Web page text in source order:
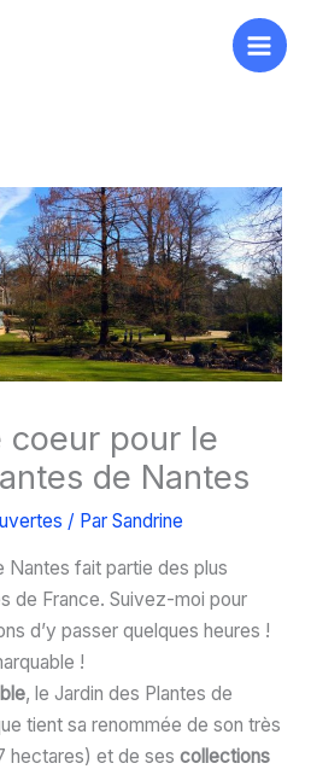
coeur pour le
de Nantes
/ Par Sandrine
Nantes fait partie des plus
de France. Suivez-moi pour
d’y passer quelques heures !
!
, le Jardin des Plantes de
tient sa renommée de son très
hectares) et de ses collections